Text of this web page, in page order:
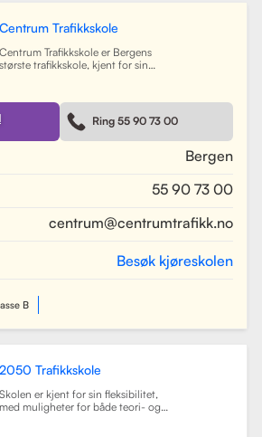
Centrum Trafikkskole
Centrum Trafikkskole er Bergens
største trafikkskole, kjent for sin
for førerkort i alle klasser, og har et
team av 30 dyktige kjørelærere som
gir undervisning i et trygt og vennlig
miljø. Med lokaler i Bergen sentrum,
elevene best mulig til oppkjøring.
Gjennom en kombinasjon av teori
gjøre prosessen med å ta førerkort
både enkel og trygg for alle elever.
Ring 55 90 73 00
Bergen
55 90 73 00
centrum@centrumtrafikk.no
Besøk kjøreskolen
B
2050 Trafikkskole
Skolen er kjent for sin fleksibilitet,
med muligheter for både teori- og